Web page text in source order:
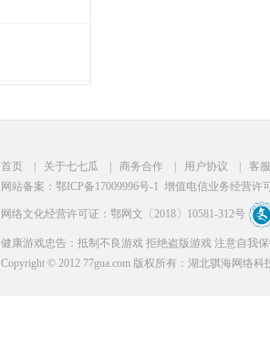
首页 关于七七瓜 商务合作 用户协议
客
网站备案：鄂ICP备17009996号-1 增值电信业务经营许
网络文化经营许可证：鄂网文〔2018〕10581-312号
健康游戏忠告：抵制不良游戏 拒绝盗版游戏 注意自我
Copyright © 2012 77gua.com 版权所有：湖北骐海网络科